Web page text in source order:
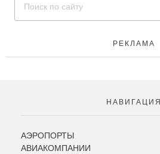
РЕКЛАМА
НАВИГАЦИЯ
АЭРОПОРТЫ
АВИАКОМПАНИИ